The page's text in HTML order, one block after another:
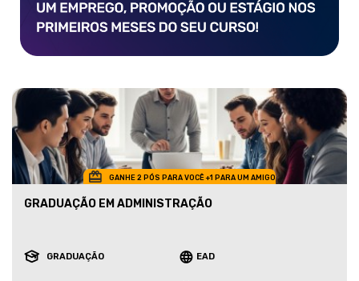
GANHE 2 PÓS PARA VOCÊ +1 PARA UM AMIGO
GRADUAÇÃO EM ADMINISTRAÇÃO
GRADUAÇÃO EAD